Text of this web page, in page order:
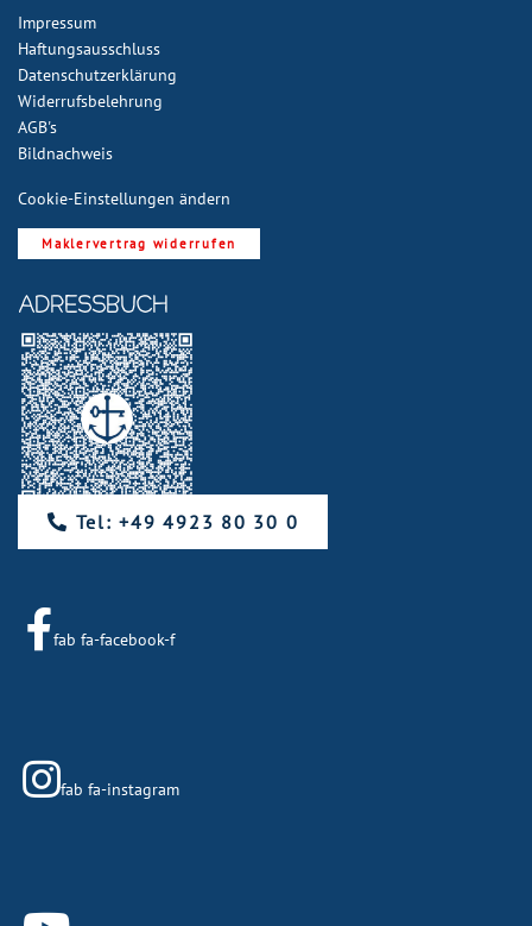
Impressum
Haftungsausschluss
Datenschutzerklärung
Widerrufsbelehrung
AGB's
Bildnachweis
Cookie-Einstellungen ändern
Maklervertrag widerrufen
ADRESSBUCH
Tel: +49 4923 80 30 0
fab fa-facebook-f
fab fa-instagram